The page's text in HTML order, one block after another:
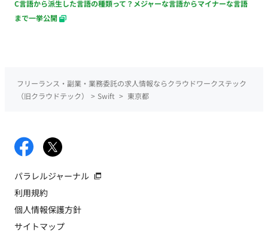
C言語から派生した言語の種類って？メジャーな言語からマイナーな言語
まで一挙公開
フリーランス・副業・業務委託の求人情報ならクラウドワークステック
（旧クラウドテック）
> Swift > 東京都
パラレルジャーナル
利用規約
個人情報保護方針
サイトマップ